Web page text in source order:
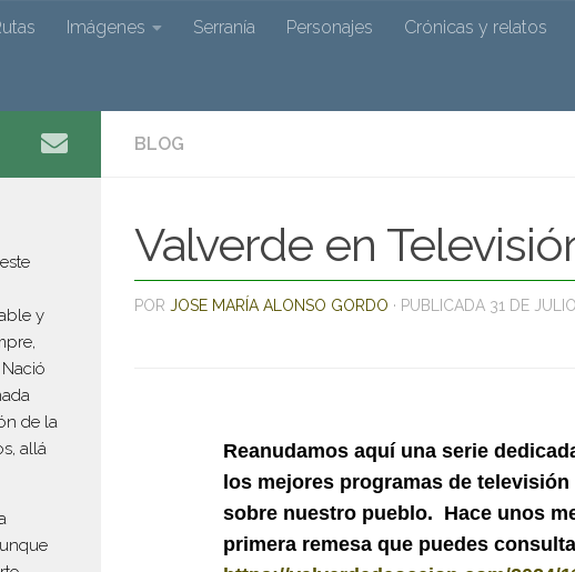
de
los Arroyos por su cronista José Mª Alonso y
Imágenes Serranía Personajes Crónicas y relatos
BLOG
Valverde en
POR JOSE MARÍA ALONSO GORDO · PUBLICADA 31 DE
Reanudamos aquí una serie
los mejores programas de
sobre nuestro pueblo. Hace unos
primera remesa que puedes
y
de la
allá